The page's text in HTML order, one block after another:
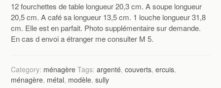
12 fourchettes de table longueur 20,3 cm. A soupe longueur
20,5 cm. A café sa longueur 13,5 cm. 1 louche longueur 31,8
cm. Elle est en parfait. Photo supplémentaire sur demande.
En cas d envoi a étranger me consulter M 5.
Category: ménagère Tags:argenté,couverts,ercuis,
ménagère, métal, modèle,sully